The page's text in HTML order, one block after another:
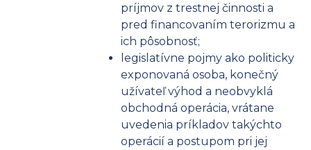
príjmov z trestnej činnosti a
pred financovaním terorizmu a
ich pôsobnosť;
legislatívne pojmy ako politicky
exponovaná osoba, konečný
užívateľ výhod a neobvyklá
obchodná operácia, vrátane
uvedenia príkladov takýchto
operácií a postupom pri jej